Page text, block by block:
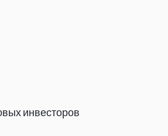
инвесторов